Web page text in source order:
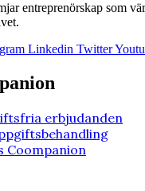
entreprenörskap som
Linkedin Twitter
erbjudanden
Coompanion